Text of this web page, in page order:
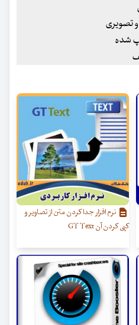
و تصویری
شده
نرم افزار جدا کردن متن از تصاویر و
کپی کردن آن GT Text